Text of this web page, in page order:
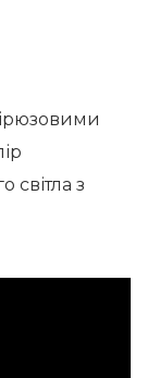
світла з